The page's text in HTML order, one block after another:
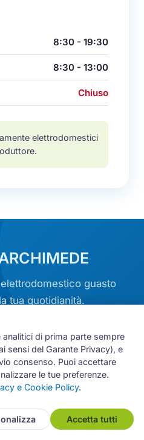
8:30 - 19:30
8:30 - 13:00
Chiuso
elettrodomestici
guasto
tua quotidianità.
di esperienza
di zona
entro 24 ore
di prima parte sempre
sensi del Garante Privacy), e
consenso. Puoi accettare
le tue preferenze.
e Cookie Policy.
Accetta tutti